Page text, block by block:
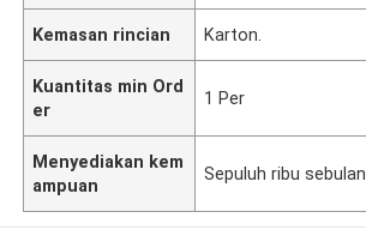
Kemasan rincian Karton.
Kuantitas min Ord
er
1 Per
Menyediakan kem
ampuan
Sepuluh ribu sebulan.